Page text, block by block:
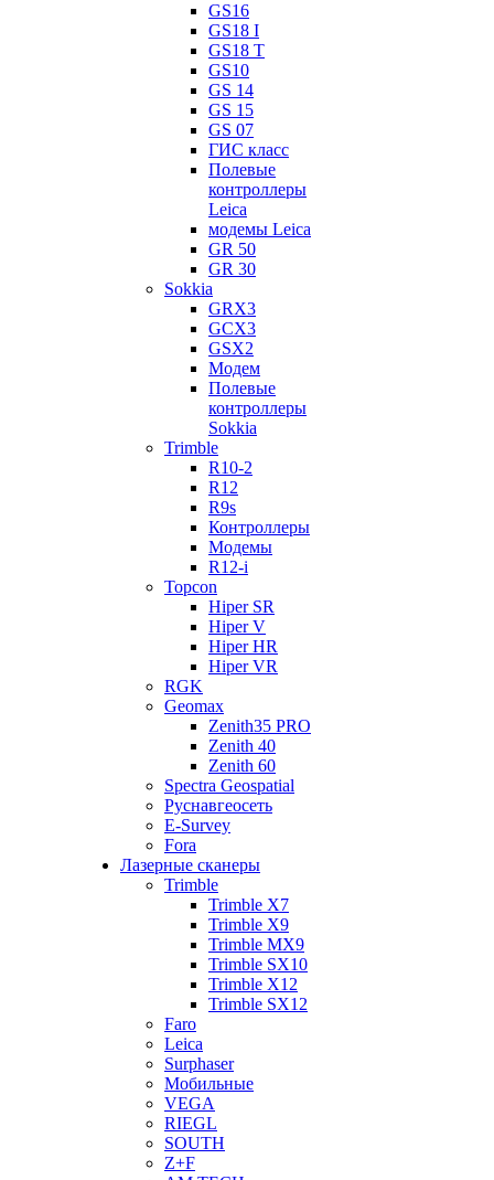
GS16
GS18 I
GS18 T
GS10
GS 14
GS 15
GS 07
ГИС класс
Полевые
контроллеры
Leica
модемы Leica
GR 50
GR 30
Sokkia
GRX3
GCX3
GSX2
Модем
Полевые
контроллеры
Sokkia
Trimble
R10-2
R12
R9s
Контроллеры
Модемы
R12-i
Topcon
Hiper SR
Hiper V
Hiper HR
Hiper VR
RGK
Geomax
Zenith35 PRO
Zenith 40
Zenith 60
Spectra Geospatial
Руснавгеосеть
E-Survey
Fora
Лазерные сканеры
Trimble
Trimble X7
Trimble X9
Trimble MX9
Trimble SX10
Trimble X12
Trimble SX12
Faro
Leica
Surphaser
Мобильные
VEGA
RIEGL
SOUTH
Z+F